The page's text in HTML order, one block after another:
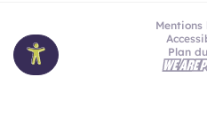
Mentions
Plan